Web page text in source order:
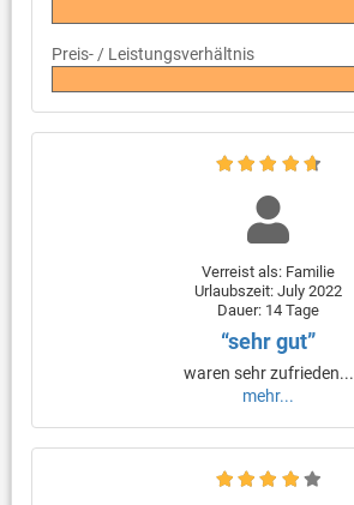
Preis- / Leistungsverhältnis
Verreist als: Familie
Urlaubszeit: July 2022
Dauer: 14 Tage
“sehr gut”
waren sehr zufrieden...
mehr...